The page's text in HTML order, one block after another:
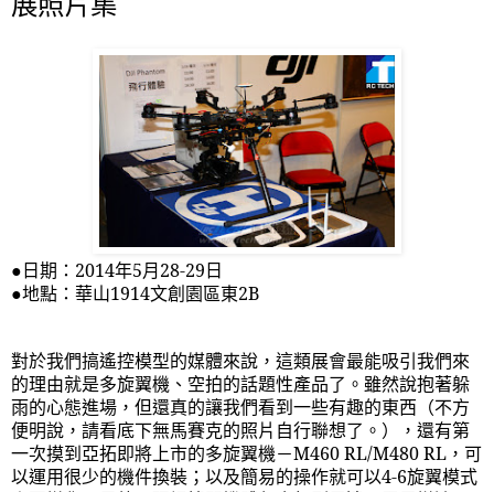
●日期： 2014年5月28-29日
●地點：華山1914文創園區東2B
對於我們搞遙控模型的媒體來說，這類展會最能吸引我們來
的理由就是多旋翼機、空拍的話題性產品了。雖然說抱著躲
雨的心態進場，但還真的讓我們看到一些有趣的東西（不方
便明說，請看底下無馬賽克的照片自行聯想了。），還有第
一次摸到亞拓即將上市的多旋翼機－M460 RL/M480 RL ，可
以運用很少的機件換裝；以及簡易的操作就可以4-6旋翼模式